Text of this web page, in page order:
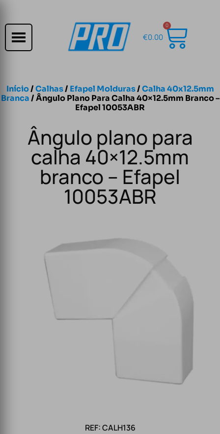
€0.00
0
Início/Calhas/ Efapel Molduras/Calha 40x12.5mm
Branca/ Ângulo Plano Para Calha 40×12.5mm Branco –
Efapel 10053ABR
Ângulo plano para
calha 40×12.5mm
branco – Efapel
10053ABR
REF: CALH136